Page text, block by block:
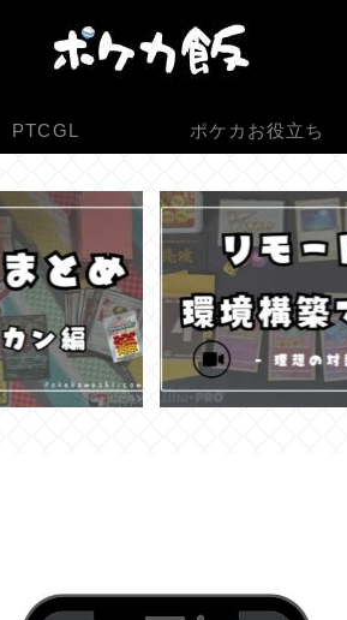
PTCGL ポケカお役立ち